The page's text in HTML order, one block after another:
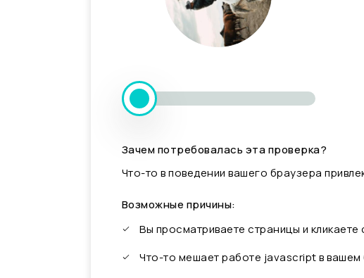
Зачем потребовалась эта проверка?
Что-то в поведении вашего браузера
Возможные причины:
Вы просматриваете страницы и
Что-то мешает работе javascript в вашем